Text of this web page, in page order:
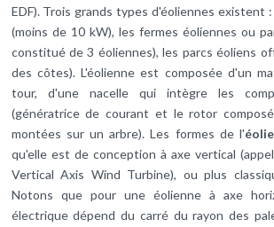
EDF). Trois grands types d'éoliennes existent :
(moins de 10 kW), les fermes éoliennes ou
constitué de 3 éoliennes), les parcs éoliens
des côtes). L'éolienne est composée d'un
tour, d'une nacelle qui intègre les
(génératrice de courant et le rotor
montées sur un arbre). Les formes de l'
qu'elle est de conception à axe vertical
Vertical Axis Wind Turbine), ou plus
Notons que pour une éolienne à axe
électrique dépend du carré du rayon des